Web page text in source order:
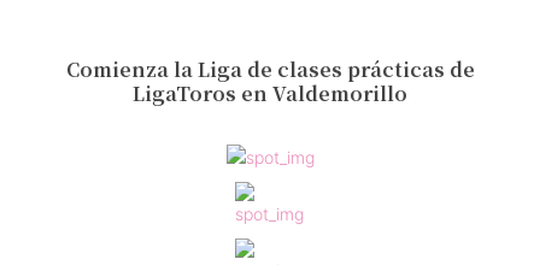
Comienza la Liga de clases prácticas de
LigaToros en Valdemorillo